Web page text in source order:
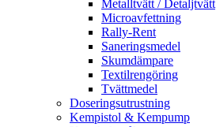
Metalltvätt / Detaljtvätt
Microavfettning
Rally-Rent
Saneringsmedel
Skumdämpare
Textilrengöring
Tvättmedel
Doseringsutrustning
Kempistol & Kempump